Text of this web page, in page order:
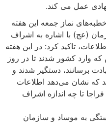
می کند.
جمعه این هفته
اشاره به اشراف
کرد: در این هفته
شدند تا در روز
دستگیر شدند و
می‌دهد اطلاعات
اندازه اشراف
موساد و سازمان